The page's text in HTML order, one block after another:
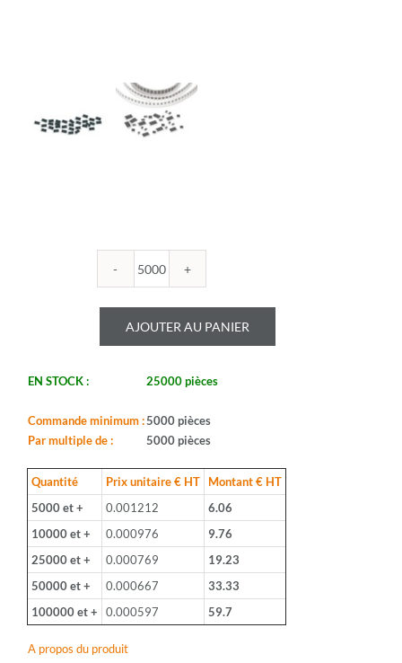
quantité
ROYALOHM
-
R0603B
1%
Boitier:
0603
Valeur:
475ohm
-
Tol.:
1%
-
Puis.:
1/10W-
S
AJOUTER AU PANIER
EN STOCK : 25000 pièces
Commande minimum :5000 pièces
Par multiple de :
5000 pièces
Quantité Prix unitaire € HT
Montant € HT
5000 et +
0.001212
6.06
10000 et +
0.000976
9.76
25000 et +
0.000769
19.23
50000 et +
0.000667
33.33
100000 et +
0.000597 59.7
A propos du produit